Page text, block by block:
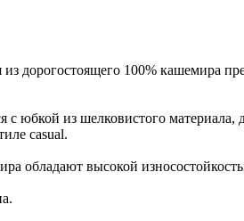
дорогостоящего 100% кашемира
с юбкой из шелковистого
casual.
обладают высокой